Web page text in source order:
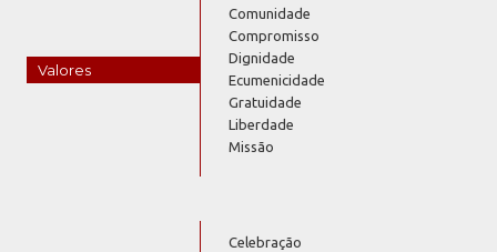
Valores
Comunidade
Compromisso
Dignidade
Ecumenicidade
Gratuidade
Liberdade
Missão
Celebração